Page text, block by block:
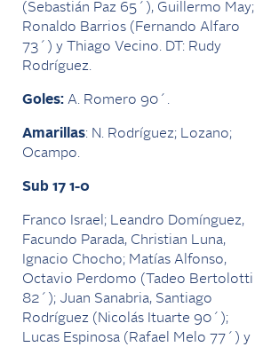
(Sebastián Paz 65´), Guillermo May;
Ronaldo Barrios (Fernando Alfaro
73´) y Thiago Vecino. DT: Rudy
Rodríguez.
Goles: A. Romero 90´.
Amarillas: N. Rodríguez; Lozano;
Ocampo.
Sub 17 1-0
Franco Israel; Leandro Domínguez,
Facundo Parada, Christian Luna,
Ignacio Chocho; Matías Alfonso,
Octavio Perdomo (Tadeo Bertolotti
82´); Juan Sanabria, Santiago
Rodríguez (Nicolás Ituarte 90´);
Lucas Espinosa (Rafael Melo 77´) y